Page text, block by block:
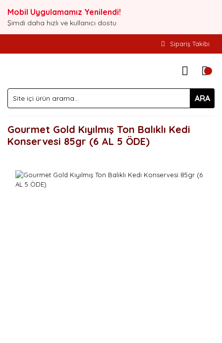
Mobil Uygulamamız Yenilendi!
Şimdi daha hızlı ve kullanıcı dostu
Sipariş Takibi
ARA
Gourmet Gold Kıyılmış Ton Balıklı Kedi
Konservesi 85gr (6 AL 5 ÖDE)